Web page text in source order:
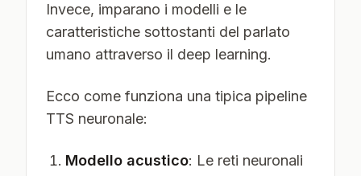
Invece, imparano i modelli e le
caratteristiche sottostanti del parlato
umano attraverso il deep learning.
Ecco come funziona una tipica pipeline
TTS neuronale:
Modello acustico: Le reti neuronali